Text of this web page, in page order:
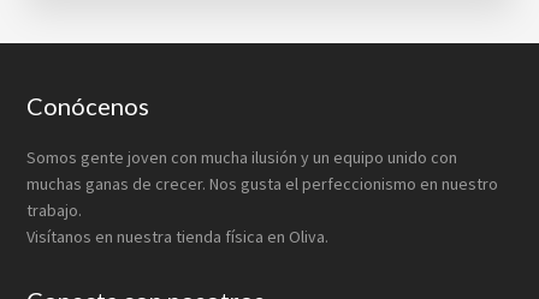
Footer
Conócenos
Somos gente joven con mucha ilusión y un equipo unido con
muchas ganas de crecer. Nos gusta el perfeccionismo en nuestro
trabajo.
Visítanos en nuestra tienda física en Oliva.